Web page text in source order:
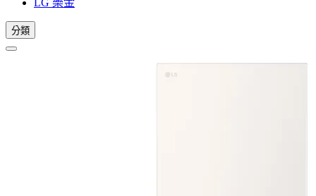
LG 樂金
分類